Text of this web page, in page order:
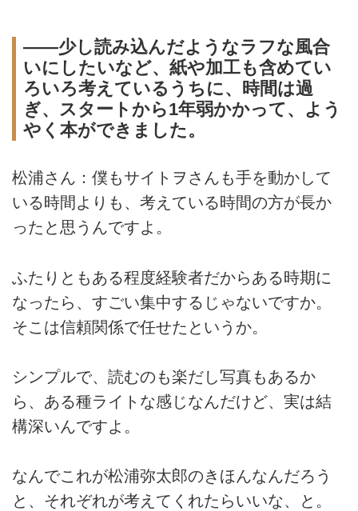
――少し読み込んだようなラフな風合
いにしたいなど、紙や加工も含めてい
ろいろ考えているうちに、時間は過
ぎ、スタートから1年弱かかって、よう
やく本ができました。
松浦さん：僕もサイトヲさんも手を動かして
いる時間よりも、考えている時間の方が長か
ったと思うんですよ。
ふたりともある程度経験者だからある時期に
なったら、すごい集中するじゃないですか。
そこは信頼関係で任せたというか。
シンプルで、読むのも楽だし写真もあるか
ら、ある種ライトな感じなんだけど、実は結
構深いんですよ。
なんでこれが松浦弥太郎のきほんなんだろう
と、それぞれが考えてくれたらいいな、と。